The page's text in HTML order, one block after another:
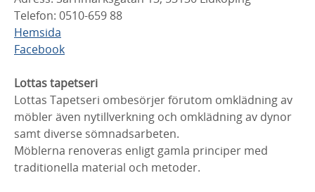
Telefon: 0510-659 88
Hemsida
Facebook
Lottas tapetseri
Lottas Tapetseri ombesörjer förutom omklädning av
möbler även nytillverkning och omklädning av dynor
samt diverse sömnadsarbeten.
Möblerna renoveras enligt gamla principer med
traditionella material och metoder.